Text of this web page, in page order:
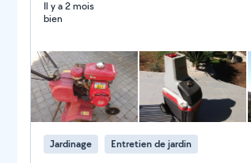
Il y a 2 mois
bien
Jardinage Entretien de jardin